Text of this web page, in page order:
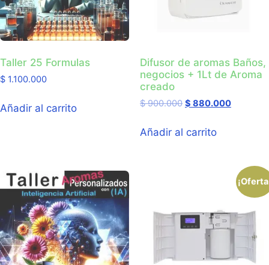
Taller 25 Formulas
$ 1.100.000
Añadir al carrito
Difusor de aromas Baños,
negocios + 1Lt de Aroma
creado
$900.000 $ 880.000
Añadir al carrito